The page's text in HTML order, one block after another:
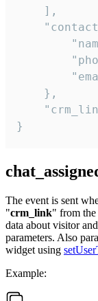
    ],
    },
}
The event is sent
"crm_link" from the
data about visitor
parameters. Also
widget using
Example: